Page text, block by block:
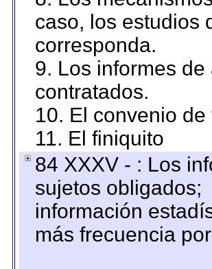
caso, los estudios
corresponda.
9. Los informes
contratados.
10. El convenio
11. El finiquito
84 XXXV - : Los
sujetos obligados;
información
más frecuencia